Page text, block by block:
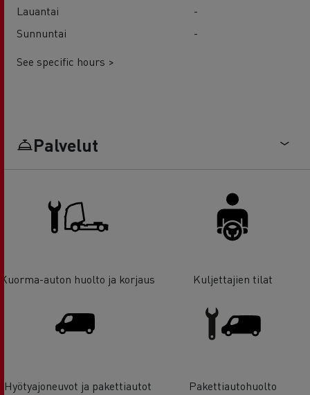
Lauantai
-
Sunnuntai
-
See specific hours >
Palvelut
Kuorma-auton huolto ja korjaus Kuljettajien tilat
Hyötyajoneuvot ja pakettiautot Pakettiautohuolto